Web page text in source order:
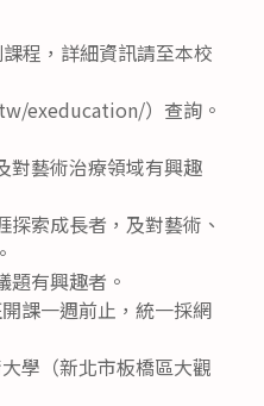
程，詳細資訊請至本校
exeducation/）查詢。
對藝術治療領域有興趣
索成長者，及對藝術、
題有興趣者。
課一週前止，統一採網
學（新北市板橋區大觀